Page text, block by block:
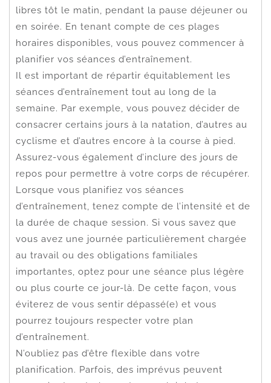
libres tôt le matin, pendant la pause déjeuner ou
en soirée. En tenant compte de ces plages
horaires disponibles, vous pouvez commencer à
planifier vos séances d’entraînement.
Il est important de répartir équitablement les
séances d’entraînement tout au long de la
semaine. Par exemple, vous pouvez décider de
consacrer certains jours à la natation, d’autres au
cyclisme et d’autres encore à la course à pied.
Assurez-vous également d’inclure des jours de
repos pour permettre à votre corps de récupérer.
Lorsque vous planifiez vos séances
d’entraînement, tenez compte de l’intensité et de
la durée de chaque session. Si vous savez que
vous avez une journée particulièrement chargée
au travail ou des obligations familiales
importantes, optez pour une séance plus légère
ou plus courte ce jour-là. De cette façon, vous
éviterez de vous sentir dépassé(e) et vous
pourrez toujours respecter votre plan
d’entraînement.
N’oubliez pas d’être flexible dans votre
planification. Parfois, des imprévus peuvent